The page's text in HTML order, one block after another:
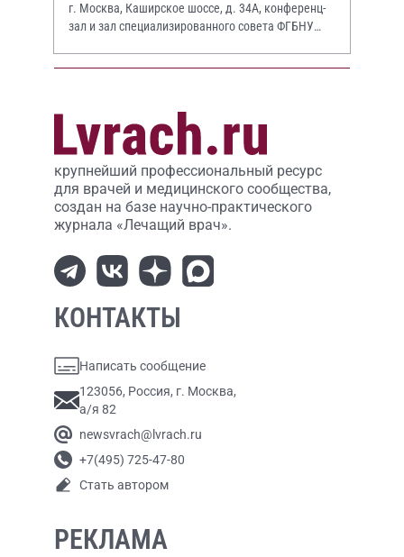
г. Москва, Каширское шоссе, д. 34А, конференц-
зал и зал специализированного совета ФГБНУ
крупнейший профессиональный ресурс
для врачей и медицинского сообщества,
создан на базе научно-практического
журнала «Лечащий врач».
КОНТАКТЫ
Написать сообщение
123056, Россия, г. Москва,
а/я 82
newsvrach@lvrach.ru
+7(495) 725-47-80
Стать автором
РЕКЛАМА